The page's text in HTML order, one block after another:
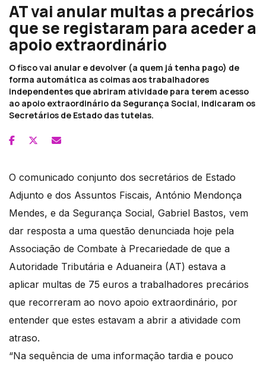
AT vai anular multas a precários
que se registaram para aceder a
apoio extraordinário
O fisco vai anular e devolver (a quem já tenha pago) de
forma automática as coimas aos trabalhadores
independentes que abriram atividade para terem acesso
ao apoio extraordinário da Segurança Social, indicaram os
Secretários de Estado das tutelas.
O comunicado conjunto dos secretários de Estado
Adjunto e dos Assuntos Fiscais, António Mendonça
Mendes, e da Segurança Social, Gabriel Bastos, vem
dar resposta a uma questão denunciada hoje pela
Associação de Combate à Precariedade de que a
Autoridade Tributária e Aduaneira (AT) estava a
aplicar multas de 75 euros a trabalhadores precários
que recorreram ao novo apoio extraordinário, por
entender que estes estavam a abrir a atividade com
atraso.
“Na sequência de uma informação tardia e pouco